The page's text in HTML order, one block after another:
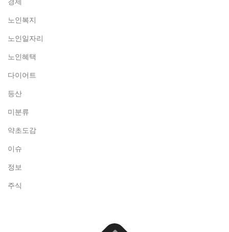
노인복지
노인일자리
노인혜택
다이어트
등산
미분류
약초도감
이슈
정보
주식